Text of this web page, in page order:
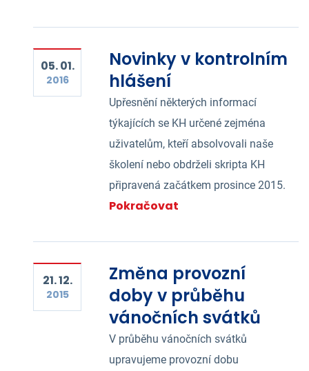
05. 01.
2016
Novinky v kontrolním
hlášení
Upřesnění některých informací
týkajících se KH určené zejména
uživatelům, kteří absolvovali naše
školení nebo obdrželi skripta KH
připravená začátkem prosince 2015.
Pokračovat
21. 12.
2015
Změna provozní
doby v průběhu
vánočních svátků
V průběhu vánočních svátků
upravujeme provozní dobu